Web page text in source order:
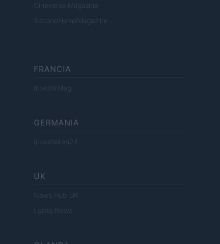
Cineverse Magazine
SecondHomeMagazine
FRANCIA
InvestirMag
GERMANIA
Investieren24
UK
News Hub UK
Lgbtq News